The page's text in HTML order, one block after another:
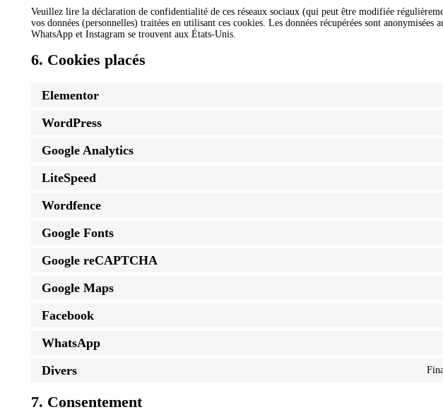
Veuillez lire la déclaration de confidentialité de ces réseaux sociaux (qui peut être modifiée
vos données (personnelles) traitées en utilisant ces cookies. Les données récupérées sont anonymisées
WhatsApp et Instagram se trouvent aux États-Unis.
6. Cookies placés
Elementor
WordPress
Google Analytics
LiteSpeed
Wordfence
Google Fonts
Google reCAPTCHA
Google Maps
Facebook
WhatsApp
Divers
7. Consentement